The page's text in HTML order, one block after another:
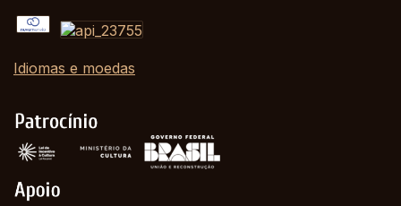
Idiomas e moedas